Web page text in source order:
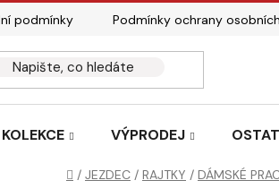
podmínky Podmínky ochrany
KOLEKCE VÝPRODEJ
Domů
/ JEZDEC / RAJTKY / DÁMSKÉ